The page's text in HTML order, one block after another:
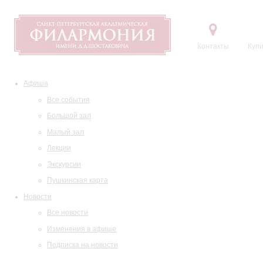
Контакты
Афиша
Все события
Большой зал
Малый зал
Лекции
Экскурсии
Пушкинская карта
Новости
Все новости
Изменения в афише
Подписка на новости